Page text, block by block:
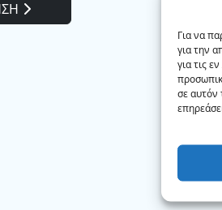
Για να
για την
για τις
σε αυτόν